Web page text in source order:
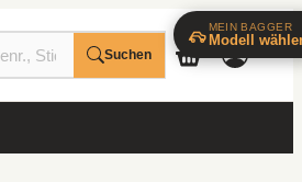
Suchen
MEIN BAGGER
Modell